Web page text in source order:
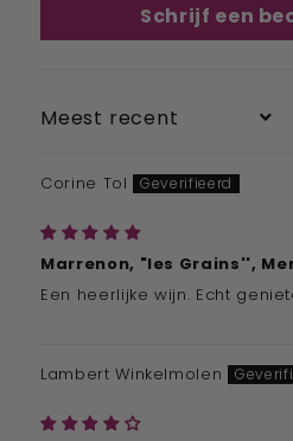
Schrijf een
Sort by
Corine Tol
Marrenon, "les Grains'',
Een heerlijke wijn. Echt
Lambert Winkelmolen